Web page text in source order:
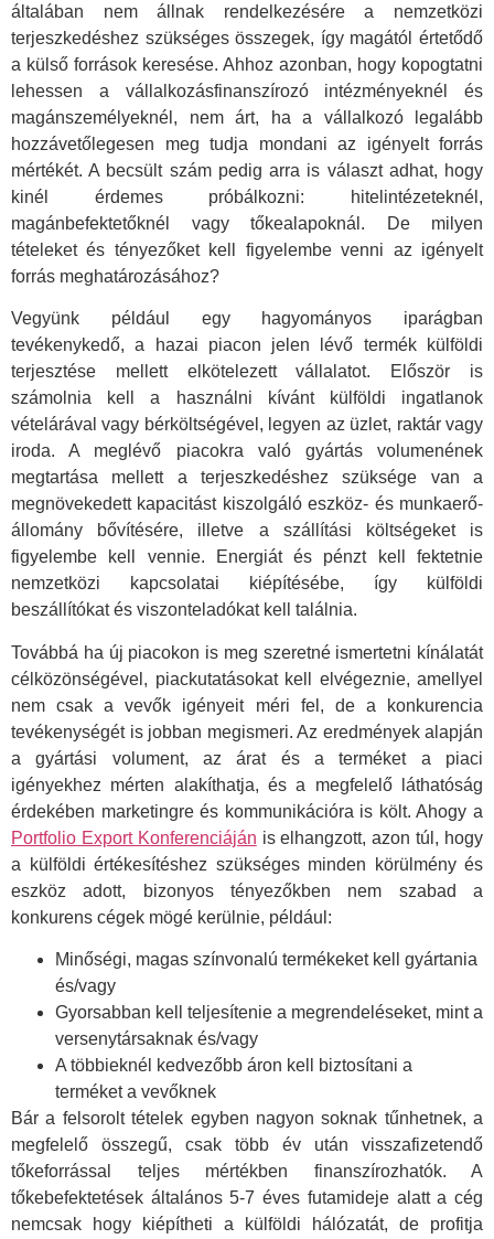
általában nem állnak rendelkezésére a nemzetközi
terjeszkedéshez szükséges összegek, így magától értetődő
a külső források keresése. Ahhoz azonban, hogy kopogtatni
lehessen a vállalkozásfinanszírozó intézményeknél és
magánszemélyeknél, nem árt, ha a vállalkozó legalább
hozzávetőlegesen meg tudja mondani az igényelt forrás
mértékét. A becsült szám pedig arra is választ adhat, hogy
kinél érdemes próbálkozni: hitelintézeteknél,
magánbefektetőknél vagy tőkealapoknál. De milyen
tételeket és tényezőket kell figyelembe venni az igényelt
forrás meghatározásához?
Vegyünk például egy hagyományos iparágban
tevékenykedő, a hazai piacon jelen lévő termék külföldi
terjesztése mellett elkötelezett vállalatot. Először is
számolnia kell a használni kívánt külföldi ingatlanok
vételárával vagy bérköltségével, legyen az üzlet, raktár vagy
iroda. A meglévő piacokra való gyártás volumenének
megtartása mellett a terjeszkedéshez szüksége van a
megnövekedett kapacitást kiszolgáló eszköz- és munkaerő-
állomány bővítésére, illetve a szállítási költségeket is
figyelembe kell vennie. Energiát és pénzt kell fektetnie
nemzetközi kapcsolatai kiépítésébe, így külföldi
beszállítókat és viszonteladókat kell találnia.
Továbbá ha új piacokon is meg szeretné ismertetni kínálatát
célközönségével, piackutatásokat kell elvégeznie, amellyel
nem csak a vevők igényeit méri fel, de a konkurencia
tevékenységét is jobban megismeri. Az eredmények alapján
a gyártási volument, az árat és a terméket a piaci
igényekhez mérten alakíthatja, és a megfelelő láthatóság
érdekében marketingre és kommunikációra is költ. Ahogy a
Portfolio Export Konferenciáján is elhangzott, azon túl, hogy
a külföldi értékesítéshez szükséges minden körülmény és
eszköz adott, bizonyos tényezőkben nem szabad a
konkurens cégek mögé kerülnie, például:
Minőségi, magas színvonalú termékeket kell gyártania
és/vagy
Gyorsabban kell teljesítenie a megrendeléseket, mint a
versenytársaknak és/vagy
A többieknél kedvezőbb áron kell biztosítani a
terméket a vevőknek
Bár a felsorolt tételek egyben nagyon soknak tűnhetnek, a
megfelelő összegű, csak több év után visszafizetendő
tőkeforrással teljes mértékben finanszírozhatók. A
tőkebefektetések általános 5-7 éves futamideje alatt a cég
nemcsak hogy kiépítheti a külföldi hálózatát, de profitja